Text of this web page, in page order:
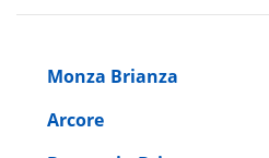
Monza Brianza
Arcore